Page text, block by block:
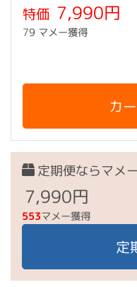
特価 7,990円
79 マメー獲得
カ
定期便ならマメ
7,990円
553マメー獲得
定